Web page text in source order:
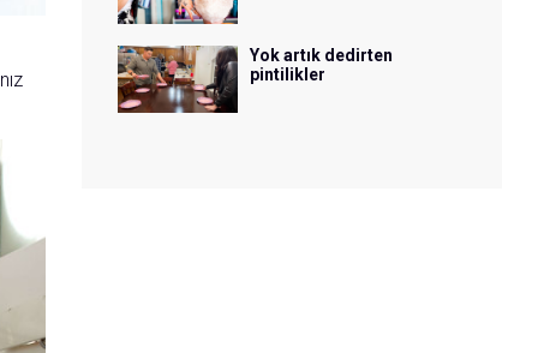
Yok artık dedirten
pintilikler